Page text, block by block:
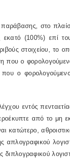
παράβασης, στο
εκατό (100%) επί
στοιχείου, το
που ο
ο
εντός
από το μη
κατώτερο,